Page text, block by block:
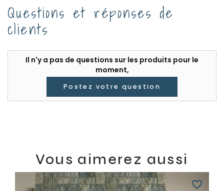
Questions et réponses de
clients
Il n'y a pas de questions sur les produits pour le
moment,
Postez votre question
Vous aimerez aussi
favorite_border